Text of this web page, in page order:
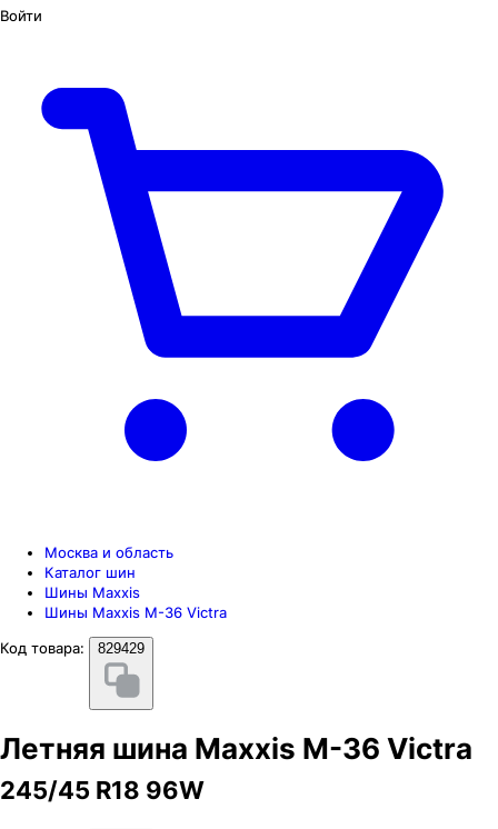
Войти
Москва и область
Каталог шин
Шины Maxxis
Шины Maxxis M-36 Victra
Код товара:
829429
Летняя шина Maxxis M-36 Victra
245/45 R18 96W